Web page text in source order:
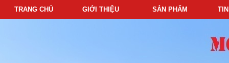
TRANG CHỦ GIỚI THIỆU SẢN PHẨM